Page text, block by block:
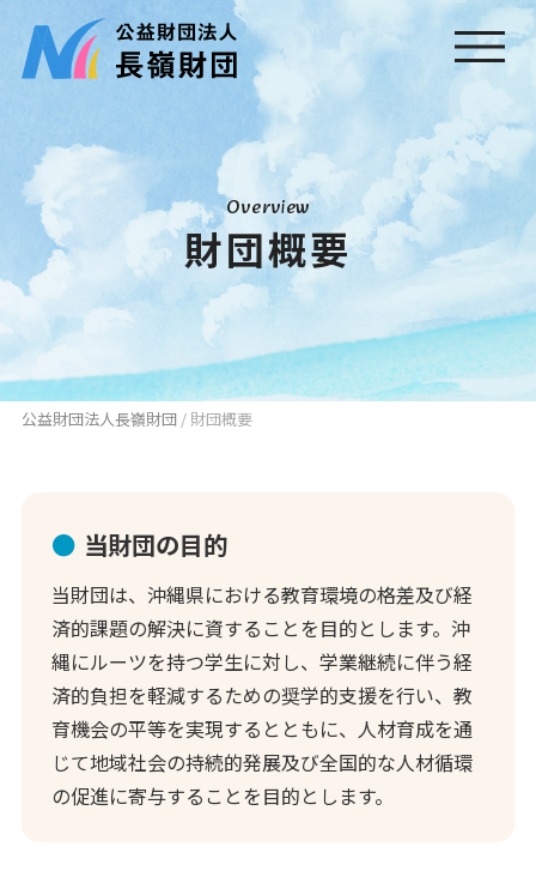
Overview
財団概要
公益財団法人長嶺財団/ 財団概要
当財団の目的
当財団は、沖縄県における教育環境の格差及び経
済的課題の解決に資することを目的とします。沖
縄にルーツを持つ学生に対し、学業継続に伴う経
済的負担を軽減するための奨学的支援を行い、教
育機会の平等を実現するとともに、人材育成を通
じて地域社会の持続的発展及び全国的な人材循環
の促進に寄与することを目的とします。